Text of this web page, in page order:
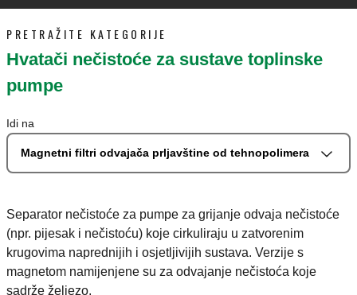
PRETRAŽITE KATEGORIJE
Hvatači nečistoće za sustave toplinske
pumpe
Idi na
Magnetni filtri odvajača prljavštine od tehnopolimera
Separator nečistoće za pumpe za grijanje odvaja nečistoće
(npr. pijesak i nečistoću) koje cirkuliraju u zatvorenim
krugovima naprednijih i osjetljivijih sustava. Verzije s
magnetom namijenjene su za odvajanje nečistoća koje
sadrže željezo.